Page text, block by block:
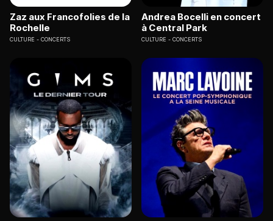
Zaz aux Francofolies de la
Rochelle
CULTURE CONCERTS
Andrea Bocelli en concert
à Central Park
CULTURE CONCERTS